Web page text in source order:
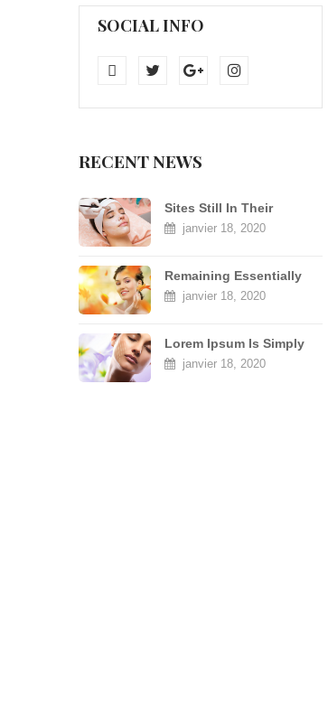
SOCIAL INFO
RECENT NEWS
Sites Still In Their
Infancy.
janvier 18, 2020
Remaining Essentially
Unchanged
janvier 18, 2020
Lorem Ipsum Is Simply
Dummy
janvier 18, 2020